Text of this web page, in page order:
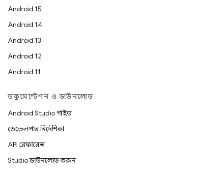
Android 15
Android 14
Android 13
Android 12
Android 11
ডকুমেন্টেশন ও ডাউনলোড
Android Studio গাইড
ডেভেলপার নির্দেশিকা
API রেফারেন্স
Studio ডাউনলোড করুন